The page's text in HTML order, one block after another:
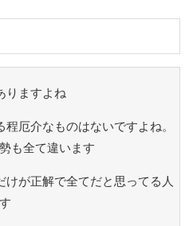
りますよね
厄介なものはないですよね。
も全て違います
が正解で全てだと思ってる人